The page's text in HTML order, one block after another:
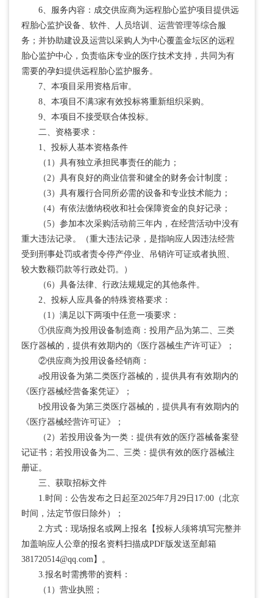
6、服务内容：成交供应商为远程胎心监护项目提供远
程胎心监护设备、软件、人员培训、运营管理等综合服
务；并协助建设及运营以采购人为中心覆盖金坛区的远程
胎心监护中心，负责临床专业的医疗技术支持，共同为有
需要的孕妇提供远程胎心监护服务。
7、本项目采用资格后审。
8、本项目不满3家有效投标将重新组织采购。
9、本项目不接受联合体投标。
二、资格要求：
1、投标人基本资格条件
（1）具有独立承担民事责任的能力；
（2）具有良好的商业信誉和健全的财务会计制度；
（3）具有履行合同所必需的设备和专业技术能力；
（4）有依法缴纳税收和社会保障资金的良好记录；
（5）参加本次采购活动前三年内，在经营活动中没有
重大违法记录。（重大违法记录，是指响应人因违法经营
受到刑事处罚或者责令停产停业、吊销许可证或者执照、
较大数额罚款等行政处罚。）
（6）具备法律、行政法规规定的其他条件。
2、投标人应具备的特殊资格要求：
（1）满足以下两项中任意一项要求：
①供应商为投用设备制造商：投用产品为第二、三类
医疗器械的，提供有效期内的《医疗器械生产许可证》；
②供应商为投用设备经销商：
a投用设备为第二类医疗器械的，提供具有有效期内的
《医疗器械经营备案凭证》；
b投用设备为第三类医疗器械的，提供具有有效期内的
《医疗器械经营许可证》；
（2）若投用设备为一类：提供有效的医疗器械备案登
记证书；若投用设备为二、三类：提供有效的医疗器械注
册证。
三、获取招标文件
1.时间：公告发布之日起至2025年7月29日17:00（北京
时间，法定节假日除外）；
2.方式：现场报名或网上报名【投标人须将填写完整并
加盖响应人公章的报名资料扫描成PDF版发送至邮箱
381720514@qq.com】。
3.报名时需携带的资料：
（1）营业执照；